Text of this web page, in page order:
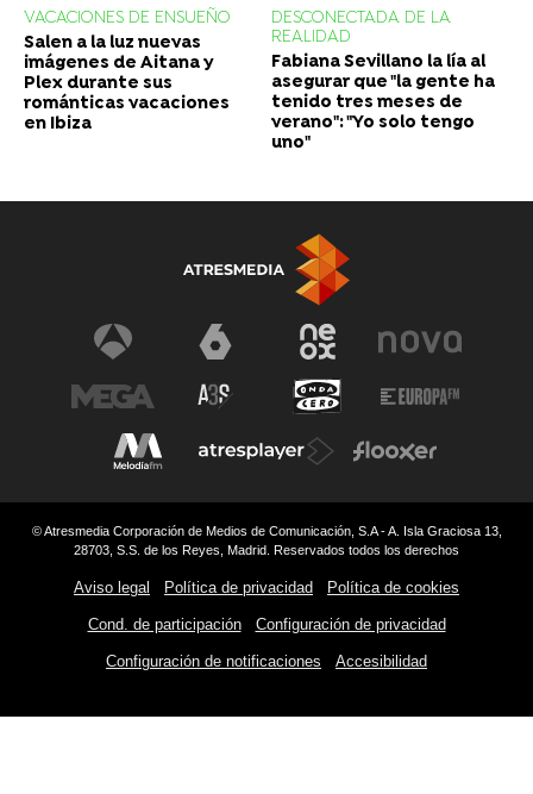
VACACIONES DE ENSUEÑO
Salen a la luz nuevas
imágenes de Aitana y
Plex durante sus
románticas vacaciones
en Ibiza
DESCONECTADA DE LA
REALIDAD
Fabiana Sevillano la lía al
asegurar que "la gente ha
tenido tres meses de
verano": "Yo solo tengo
uno"
© Atresmedia Corporación de Medios de Comunicación, S.A - A. Isla Graciosa 13,
28703, S.S. de los Reyes, Madrid. Reservados todos los derechos
Aviso legal Política de privacidad Política de cookies
Cond. de participación Configuración de privacidad
Configuración de notificaciones Accesibilidad